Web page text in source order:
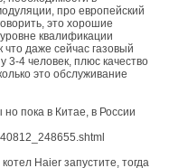
про европейский
это хорошие
квалификации
даже сейчас газовый
3-4 человек, плюс качество
это обслуживание
пока в Китае, в России
Haier запустите, тогда